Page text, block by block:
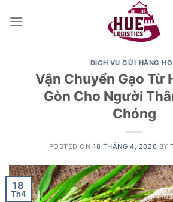
DỊCH VU GỬI HÀNG
Vận Chuyển Gạo Từ
Gòn Cho Người
Chóng
POSTED ON18 THÁNG 4, 2026 BY
18
Th4